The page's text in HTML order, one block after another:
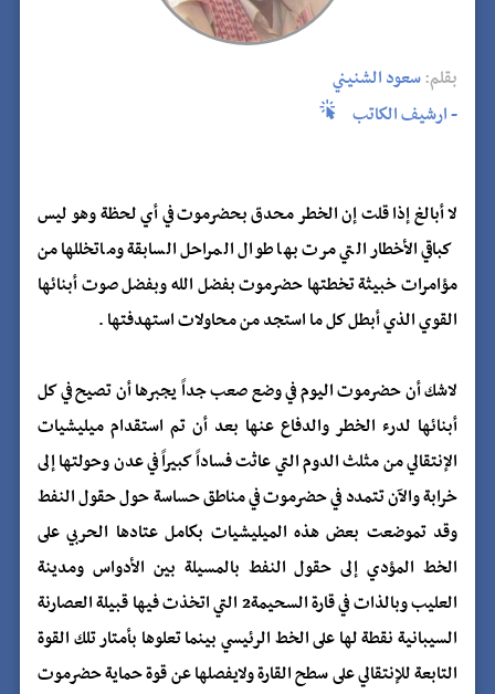
بقلم:سعود الشنيني
- ارشيف الكاتب
لا أبالغ إذا قلت إن الخطر محدق بحضرموت في أي لحظة وهو ليس
كباقي الأخطار التي مرت بها طوال المراحل السابقة وماتخللها من
مؤامرات خبيثة تخطتها حضرموت بفضل الله وبفضل صوت أبنائها
القوي الذي أبطل كل ما استجد من محاولات استهدفتها .
لاشك أن حضرموت اليوم في وضع صعب جداً يجبرها أن تصيح في كل
أبنائها لدرء الخطر والدفاع عنها بعد أن تم استقدام ميليشيات
الإنتقالي من مثلث الدوم التي عاثت فساداً كبيراً في عدن وحولتها إلى
خرابة والآن تتمدد في حضرموت في مناطق حساسة حول حقول النفط
وقد تموضعت بعض هذه الميليشيات بكامل عتادها الحربي على
الخط المؤدي إلى حقول النفط بالمسيلة بين الأدواس ومدينة
العليب وبالذات في قارة السحيمة2 التي اتخذت فيها قبيلة العصارنة
السيبانية نقطة لها على الخط الرئيسي بينما تعلوها بأمتار تلك القوة
التابعة للإنتقالي على سطح القارة ولايفصلها عن قوة حماية حضرموت